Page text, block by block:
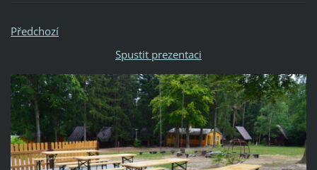
Předchozí
Spustit prezentaci